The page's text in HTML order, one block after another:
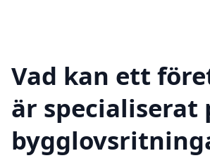
Vad kan ett
är specialiserat